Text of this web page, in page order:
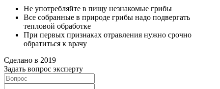
Не употребляйте в пищу незнакомые грибы
Все собранные в природе грибы надо подвергать
тепловой обработке
При первых признаках отравления нужно срочно
обратиться к врачу
Сделано в 2019
Задать вопрос эксперту